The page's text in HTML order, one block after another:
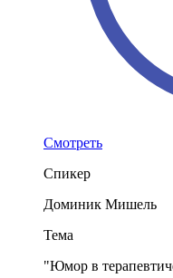
Смотреть
Спикер
Доминик Мишель
Тема
"Юмор в